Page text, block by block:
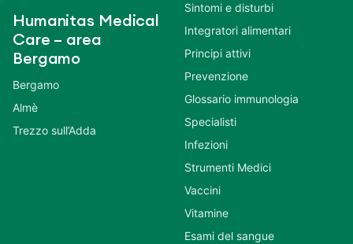
Humanitas Medical
Care – area
Bergamo
Bergamo
Almè
Trezzo sull’Adda
Sintomi e disturbi
Integratori alimentari
Principi attivi
Prevenzione
Glossario immunologia
Specialisti
Infezioni
Strumenti Medici
Vaccini
Vitamine
Esami del sangue